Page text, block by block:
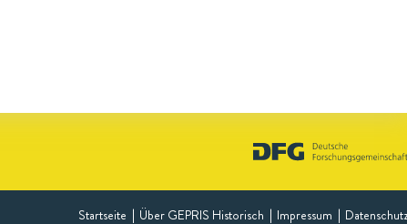
Startseite Über GEPRIS Historisch Impressum Datenschutz